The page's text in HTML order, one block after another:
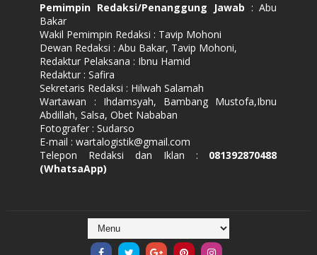
Pemimpin Redaksi/Penanggung Jawab : Abu
Bakar
Wakil Pemimpin Redaksi : Tavip Mohoni
Dewan Redaksi : Abu Bakar, Tavip Mohoni,
Redaktur Pelaksana : Ibnu Hamid
Redaktur : Safira
Sekretaris Redaksi : Hilwah Salamah
Wartawan : Ihdamsyah, Bambang Mustofa,Ibnu
Abdillah, Salsa, Obet Nababan
Fotografer : Sudarso
E-mail : wartalogistik@gmail.com
Telepon Redaksi dan Iklan : 081392870488
(WhatsaApp)